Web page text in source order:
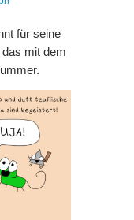
für seine
mit dem